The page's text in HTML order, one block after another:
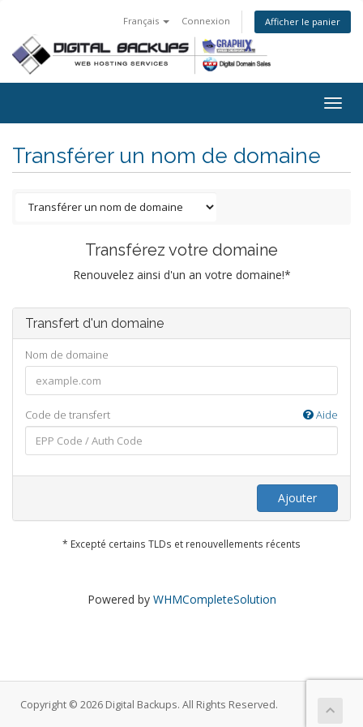
Français Connexion Afficher le panier
Transférer un nom de domaine
Transférez votre domaine
Renouvelez ainsi d'un an votre domaine!*
Transfert d'un domaine
Nom de domaine
Code de transfert Aide
Ajouter
* Excepté certains TLDs et renouvellements récents
Powered by WHMCompleteSolution
Copyright © 2026 Digital Backups. All Rights Reserved.